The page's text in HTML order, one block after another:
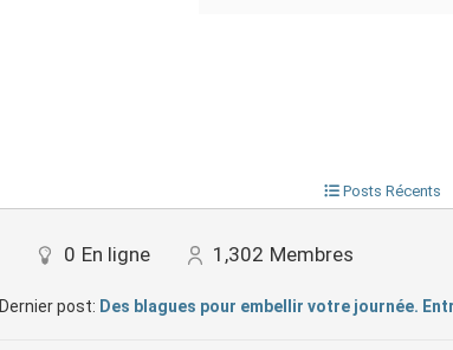
Posts Récents
0 En ligne 1,302 Membres
Dernier post: Des blagues pour embellir votre journée.